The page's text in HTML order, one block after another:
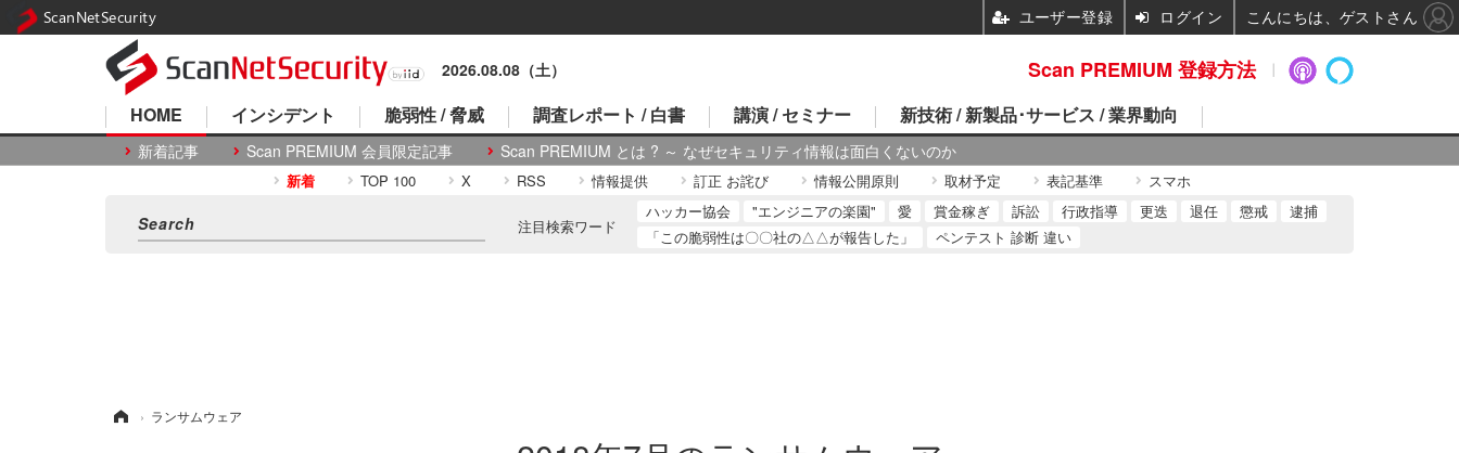
2026.08.08（土）
HOME
新着記事 Scan PREMIUM 会員限定記事 Scan PREMIUM とは ? ～ なぜセキュリティ情報は面白くないのか
インシデント 脆弱性 / 脅威 調査レポート / 白書 講演 / セミナー 新技術 / 新製品･サービス / 業界動向
新着 TOP 100 X RSS 情報提供 訂正 お詫び 情報公開原則 取材予定 表記基準 スマホ
注目検索ワード
ハッカー協会 "エンジニアの楽園" 愛 賞金稼ぎ 訴訟 行政指導 更迭 退任 懲戒
逮捕
「この脆弱性は〇〇社の△△が報告した」
ペンテスト 診断 違い
› ランサムウェア
Scan PREMIUM 登録方法
ScanNetSecurity ユーザー登録 ログイン こんにちは、ゲストさん